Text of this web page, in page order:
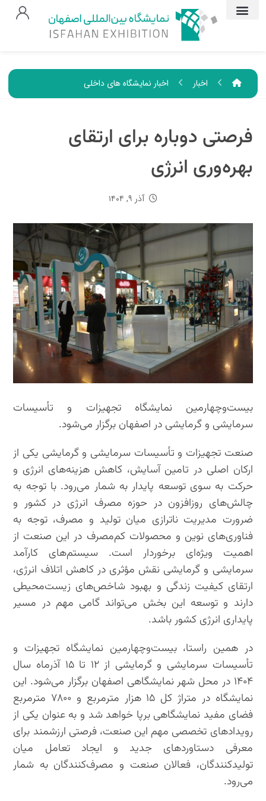
اخبار اخبار نمایشگاه های داخلی
فرصتی دوباره برای ارتقای
بهره‌وری انرژی
آذر ۹, ۱۴۰۴
بیست‌وچهارمین نمایشگاه تجهیزات و تأسیسات
سرمایشی و گرمایشی در اصفهان برگزار می‌شود.
صنعت تجهیزات و تأسیسات سرمایشی و گرمایشی یکی از
ارکان اصلی در تامین آسایش، کاهش هزینه‌های انرژی و
حرکت به سوی توسعه پایدار به شمار می‌رود. با توجه به
چالش‌های روزافزون در حوزه مصرف انرژی در کشور و
ضرورت مدیریت ناترازی میان تولید و مصرف، توجه به
فناوری‌های نوین و محصولات کم‌مصرف در این صنعت از
اهمیت ویژه‌ای برخوردار است. سیستم‌های کارآمد
سرمایشی و گرمایشی نقش مؤثری در کاهش اتلاف انرژی،
ارتقای کیفیت زندگی و بهبود شاخص‌های زیست‌محیطی
دارند و توسعه این بخش می‌تواند گامی مهم در مسیر
پایداری انرژی کشور باشد.
در همین راستا، بیست‌وچهارمین نمایشگاه تجهیزات و
تأسیسات سرمایشی و گرمایشی از ۱۲ تا ۱۵ آذرماه سال
۱۴۰۴ در محل شهر نمایشگاهی اصفهان برگزار می‌شود. این
نمایشگاه در متراژ کل ۱۵ هزار مترمربع و ۷۸۰۰ مترمربع
فضای مفید نمایشگاهی برپا خواهد شد و به عنوان یکی از
رویدادهای تخصصی مهم این صنعت، فرصتی ارزشمند برای
معرفی دستاوردهای جدید و ایجاد تعامل میان
تولیدکنندگان، فعالان صنعت و مصرف‌کنندگان به شمار
می‌رود.